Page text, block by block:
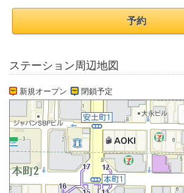
予約
ステーション周辺地図
新規オープン 閉鎖予定